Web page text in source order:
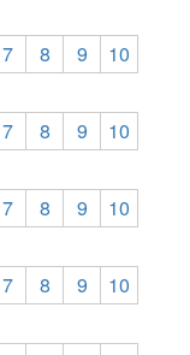
7 8 9
10
7 8 9
10
7 8 9
10
7 8 9
10